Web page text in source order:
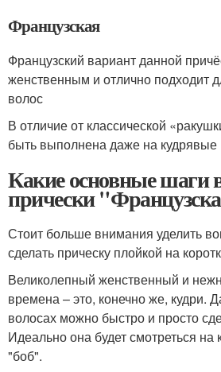
Французская
Французский вариант данной
женственным и отлично подходит
волос
В отличие от классической
быть выполнена даже на кудрявые
Какие основные шаги
прически
Стоит больше внимания уделить
сделать прическу плойкой на
Великолепный женственный и
времена – это, конечно же, кудри.
волосах можно быстро и просто
Идеально она будет смотреться на
"боб".